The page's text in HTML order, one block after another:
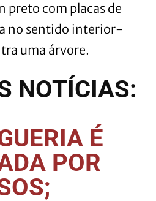
preto com placas de
no sentido interior-
uma árvore.
NOTÍCIAS:
É
POR